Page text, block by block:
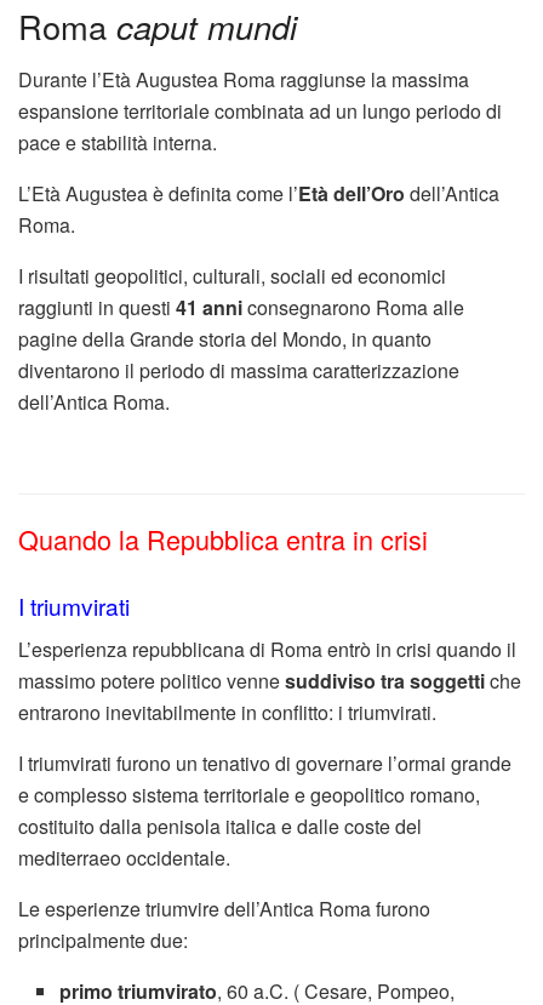
Roma caput mundi
Durante l’Età Augustea Roma raggiunse la massima
espansione territoriale combinata ad un lungo periodo di
pace e stabilità interna.
L’Età Augustea è definita come l’Età dell’Oro dell’Antica
Roma.
I risultati geopolitici, culturali, sociali ed economici
raggiunti in questi 41 anniconsegnarono Roma alle
pagine della Grande storia del Mondo, in quanto
diventarono il periodo di massima caratterizzazione
dell’Antica Roma.
Quando la Repubblica entra in crisi
I triumvirati
L’esperienza repubblicana di Roma entrò in crisi quando il
massimo potere politico vennesuddiviso tra soggettiche
entrarono inevitabilmente in conflitto: i triumvirati.
I triumvirati furono un tenativo di governare l’ormai grande
e complesso sistema territoriale e geopolitico romano,
costituito dalla penisola italica e dalle coste del
mediterraeo occidentale.
Le esperienze triumvire dell’Antica Roma furono
principalmente due:
primo triumvirato, 60 a.C. ( Cesare, Pompeo,